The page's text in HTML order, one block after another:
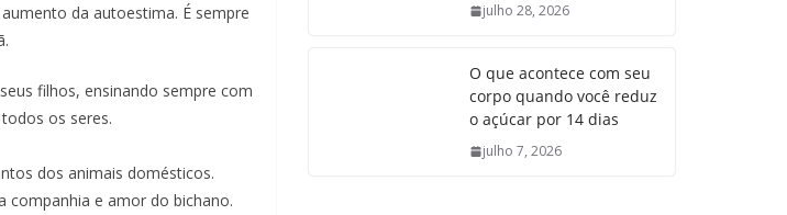
da autoestima. É sempre
filhos, ensinando sempre com
os seres.
dos animais domésticos.
e amor do bichano.
julho 28, 2026
O que acontece com seu
corpo quando você reduz
o açúcar por 14 dias
julho 7, 2026